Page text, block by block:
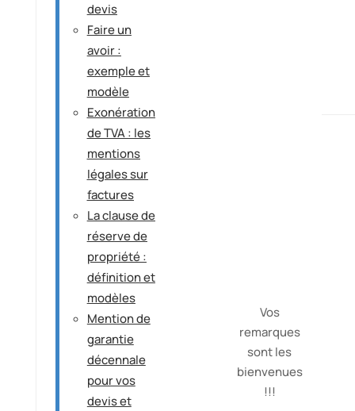
devis
Faire un
avoir :
exemple et
modèle
Exonération
de TVA : les
mentions
légales sur
factures
La clause de
réserve de
propriété :
définition et
modèles
Mention de
garantie
décennale
pour vos
devis et
Vos
remarques
sont les
bienvenues
!!!